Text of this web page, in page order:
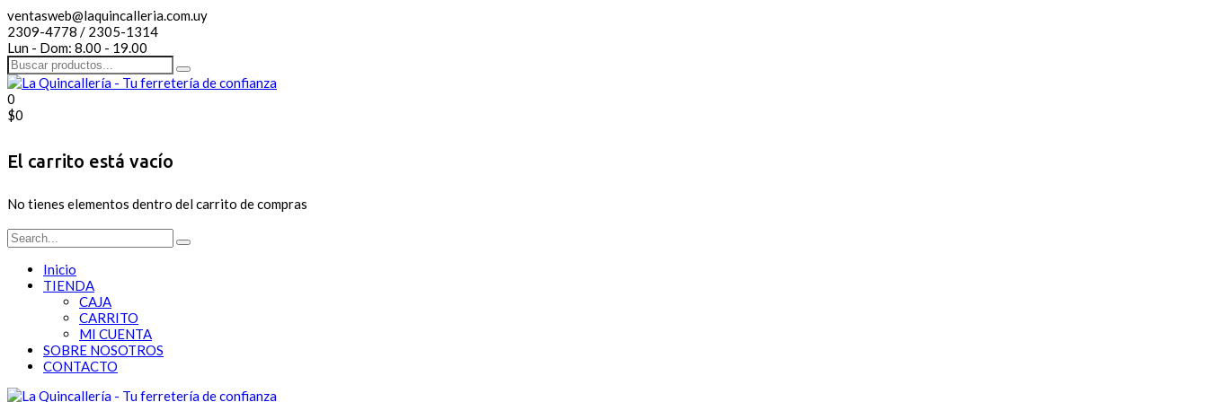
ventasweb@laquincalleria.com.uy
2309-4778 / 2305-1314
Lun - Dom: 8.00 - 19.00
0
$0
El carrito está vacío
No tienes elementos dentro del carrito de compras
Inicio
TIENDA
CAJA
CARRITO
MI CUENTA
SOBRE NOSOTROS
CONTACTO